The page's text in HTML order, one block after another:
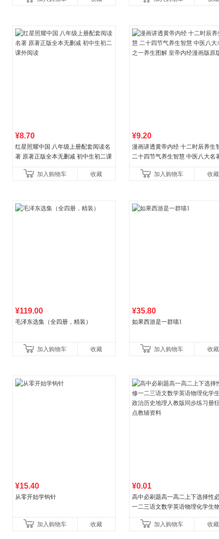
¥8.70
红星照耀中国 八年级上册配套阅读名
著 原著正版全本无删减 初中生初二课
加入购物车
收藏
¥9.20
漫画讲透黄帝内经 十二时辰养生
二十四节气养生智慧 中医八大名
加入购物车
收藏
¥119.00
毛泽东选集（全四册，精装）
加入购物车 收藏
¥35.80
如果西游是一群喵1
加入购物车 收藏
¥15.40
从零开始学钩针
加入购物车 收藏
¥0.01
高中必刷题高一高二上下选择性
一二三语文数学英语物理化学生
教辅资料加入购物车 收藏